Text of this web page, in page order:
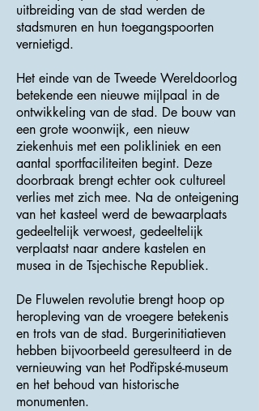
uitbreiding van de stad werden de
stadsmuren en hun toegangspoorten
vernietigd.
Het einde van de Tweede Wereldoorlog
betekende een nieuwe mijlpaal in de
ontwikkeling van de stad. De bouw van
een grote woonwijk, een nieuw
ziekenhuis met een polikliniek en een
aantal sportfaciliteiten begint. Deze
doorbraak brengt echter ook cultureel
verlies met zich mee. Na de onteigening
van het kasteel werd de bewaarplaats
gedeeltelijk verwoest, gedeeltelijk
verplaatst naar andere kastelen en
musea in de Tsjechische Republiek.
De Fluwelen revolutie brengt hoop op
heropleving van de vroegere betekenis
en trots van de stad. Burgerinitiatieven
hebben bijvoorbeeld geresulteerd in de
vernieuwing van het Podřipské-museum
en het behoud van historische
monumenten.